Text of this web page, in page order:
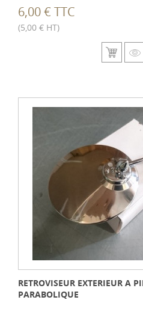
6,00 € TTC
(5,00 € HT)
RETROVISEUR EXTERIEUR A
PARABOLIQUE